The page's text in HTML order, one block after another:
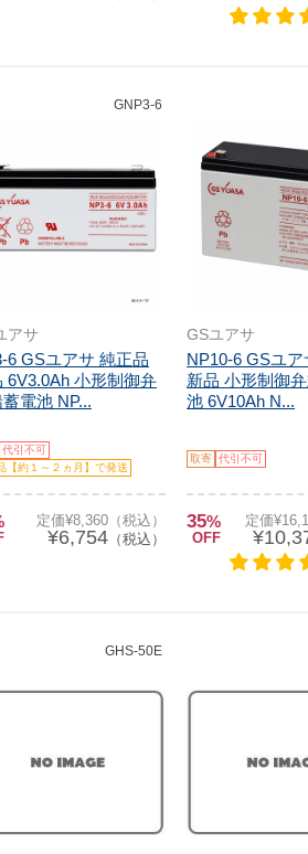
GNP3-6
アサ
6 GSユアサ 純正品
6V3.0Ah 小形制御弁
電池 NP...
代引不可
【約１～２ヵ月】で発送
定価¥8,360（税込）
¥6,754（税込）
GSユアサ
NP10-6 GSユア
新品 小形制御
池 6V10Ah N...
取寄 代引不可
35%
OFF
定価
GHS-50E